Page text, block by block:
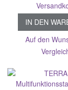
IN DEN
Auf den